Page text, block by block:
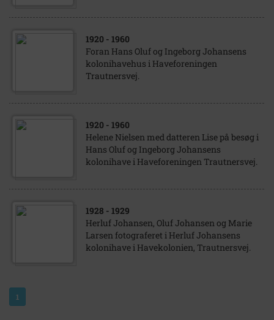
1920 - 1960
Foran Hans Oluf og Ingeborg Johansens
kolonihavehus i Haveforeningen
Trautnersvej.
1920 - 1960
Helene Nielsen med datteren Lise på besøg i
Hans Oluf og Ingeborg Johansens
kolonihave i Haveforeningen Trautnersvej.
1928 - 1929
Herluf Johansen, Oluf Johansen og Marie
Larsen fotograferet i Herluf Johansens
kolonihave i Havekolonien, Trautnersvej.
1